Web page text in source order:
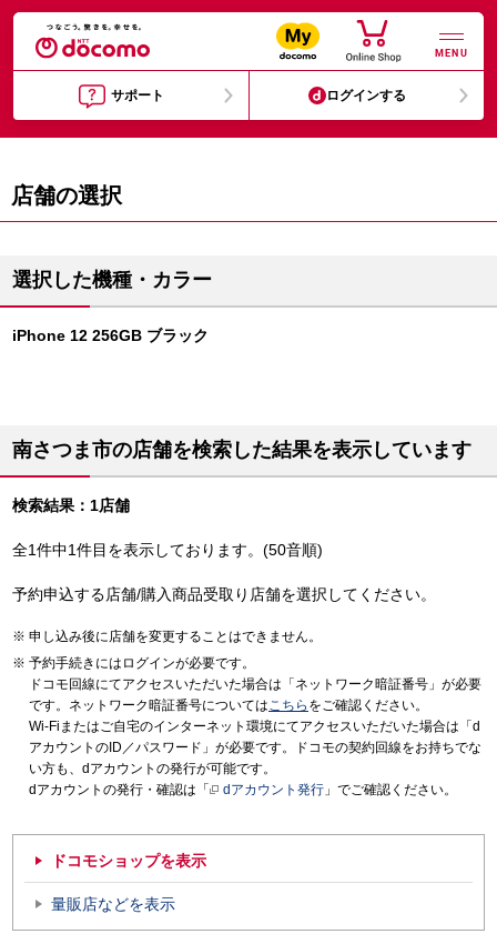
MENU
サポート ログインする
店舗の選択
選択した機種・カラー
iPhone 12 256GB ブラック
南さつま市の店舗を検索した結果を表示しています
検索結果：1店舗
全1件中1件目を表示しております。(50音順)
予約申込する店舗/購入商品受取り店舗を選択してください。
申し込み後に店舗を変更することはできません。
予約手続きにはログインが必要です。
ドコモ回線にてアクセスいただいた場合は「ネットワーク暗証番号」が必要
です。ネットワーク暗証番号についてはこちら をご確認ください。
Wi-Fiまたはご自宅のインターネット環境にてアクセスいただいた場合は「d
アカウントのID／パスワード」が必要です。ドコモの契約回線をお持ちでな
い方も、dアカウントの発行が可能です。
dアカウントの発行・確認は「
dアカウント発行 」でご確認ください。
ドコモショップを表示
量販店などを表示